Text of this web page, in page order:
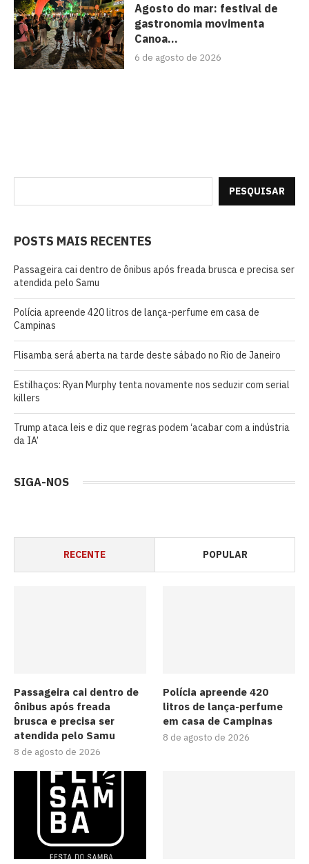
Agosto do mar: festival de
gastronomia movimenta
Canoa...
6 de agosto de 2026
PESQUISAR
POSTS MAIS RECENTES
Passageira cai dentro de ônibus após freada brusca e precisa ser
atendida pelo Samu
Polícia apreende 420 litros de lança-perfume em casa de
Campinas
Flisamba será aberta na tarde deste sábado no Rio de Janeiro
Estilhaços: Ryan Murphy tenta novamente nos seduzir com serial
killers
Trump ataca leis e diz que regras podem ‘acabar com a indústria
da IA’
SIGA-NOS
RECENTE POPULAR
Passageira cai dentro de
ônibus após freada
brusca e precisa ser
atendida pelo Samu
8 de agosto de 2026
Polícia apreende 420
litros de lança-perfume
em casa de Campinas
8 de agosto de 2026